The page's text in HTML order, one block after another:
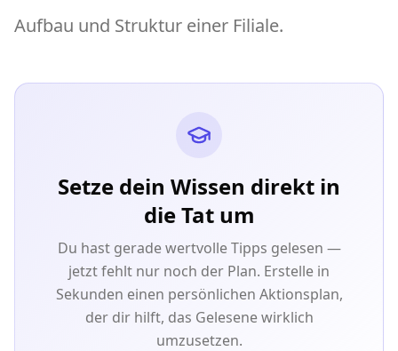
Aufbau und Struktur einer Filiale.
Setze dein Wissen direkt in
die Tat um
Du hast gerade wertvolle Tipps gelesen —
jetzt fehlt nur noch der Plan. Erstelle in
Sekunden einen persönlichen Aktionsplan,
der dir hilft, das Gelesene wirklich
umzusetzen.